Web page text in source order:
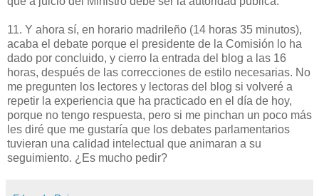
11. Y ahora sí, en horario madrileño (14 horas 35 minutos),
acaba el debate porque el presidente de la Comisión lo ha
dado por concluido, y cierro la entrada del blog a las 16
horas, después de las correcciones de estilo necesarias. No
me pregunten los lectores y lectoras del blog si volveré a
repetir la experiencia que ha practicado en el día de hoy,
porque no tengo respuesta, pero si me pinchan un poco más
les diré que me gustaría que los debates parlamentarios
tuvieran una calidad intelectual que animaran a su
seguimiento. ¿Es mucho pedir?